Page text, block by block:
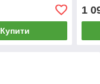
Купити
1